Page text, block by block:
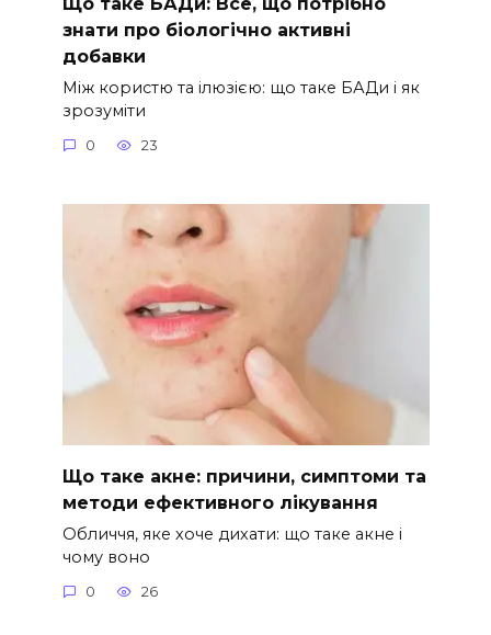
знати про біологічно активні
добавки
Між користю та ілюзією: що таке БАДи і як
зрозуміти
0 23
Що таке акне: причини, симптоми та
методи ефективного лікування
Обличчя, яке хоче дихати: що таке акне і
чому воно
0 26